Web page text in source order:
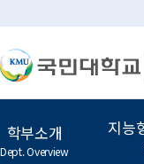
학부소개
Dept. Overview
지능